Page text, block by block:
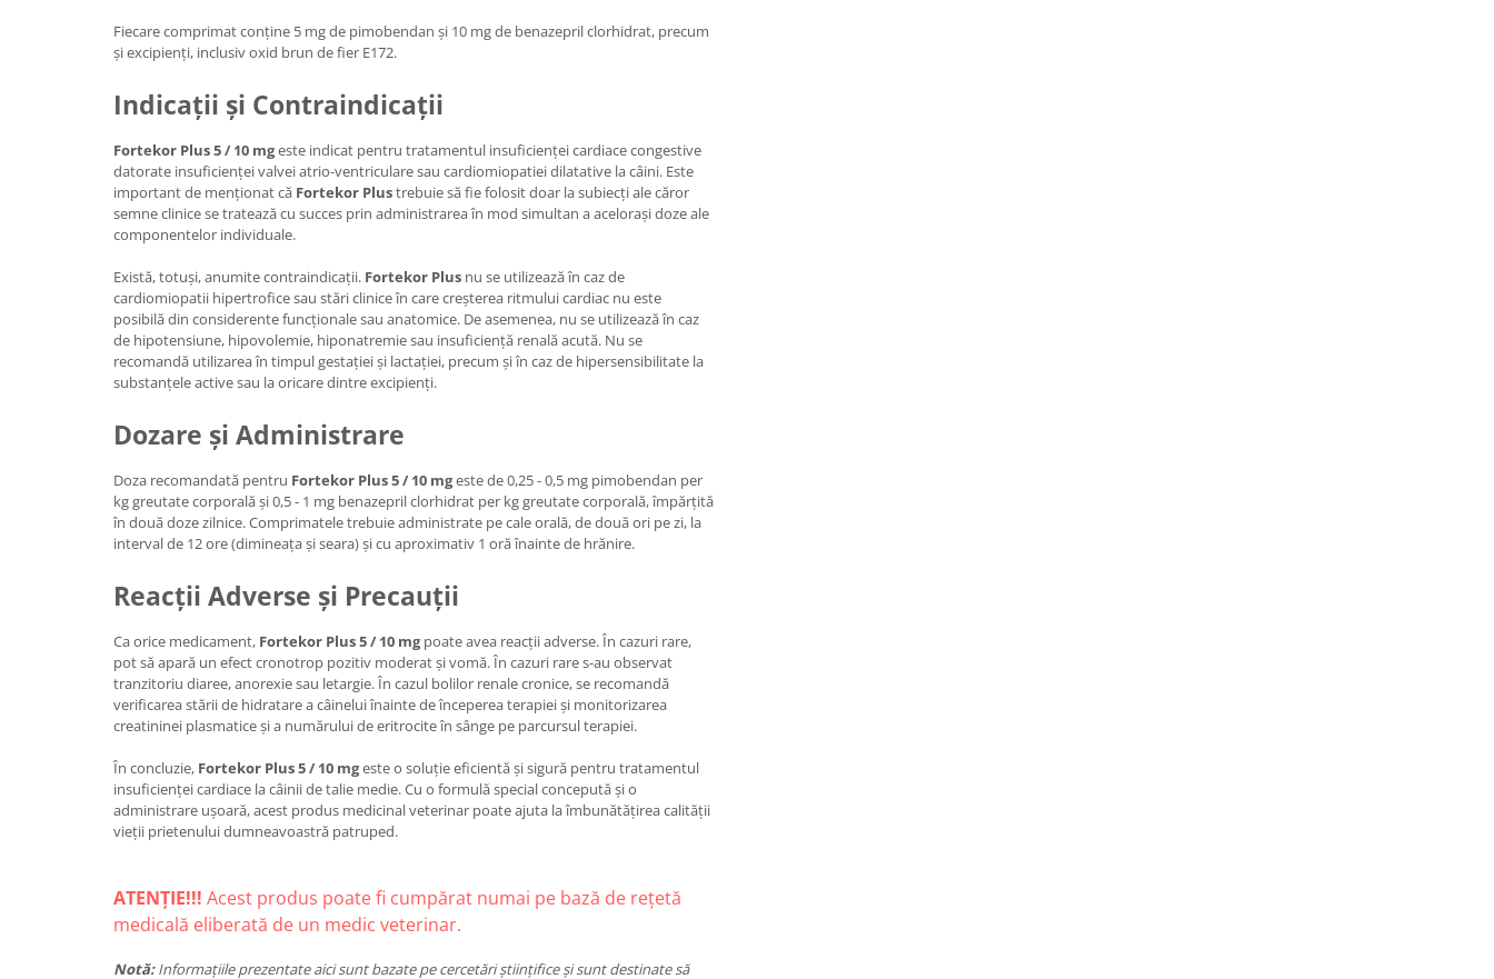
Fiecare comprimat conține 5 mg de pimobendan și 10 mg de benazepril clorhidrat, precum
și excipienți, inclusiv oxid brun de fier E172.
Indicații și Contraindicații
Fortekor Plus 5 / 10 mgeste indicat pentru tratamentul insuficienței cardiace congestive
datorate insuficienței valvei atrio-ventriculare sau cardiomiopatiei dilatative la câini. Este
important de menționat că Fortekor Plustrebuie să fie folosit doar la subiecți ale căror
semne clinice se tratează cu succes prin administrarea în mod simultan a acelorași doze ale
componentelor individuale.
Există, totuși, anumite contraindicații. Fortekor Plus nu se utilizează în caz de
cardiomiopatii hipertrofice sau stări clinice în care creșterea ritmului cardiac nu este
posibilă din considerente funcționale sau anatomice. De asemenea, nu se utilizează în caz
de hipotensiune, hipovolemie, hiponatremie sau insuficiență renală acută. Nu se
recomandă utilizarea în timpul gestației și lactației, precum și în caz de hipersensibilitate la
substanțele active sau la oricare dintre excipienți.
Dozare și Administrare
Doza recomandată pentru Fortekor Plus 5 / 10 mgeste de 0,25 - 0,5 mg pimobendan per
kg greutate corporală și 0,5 - 1 mg benazepril clorhidrat per kg greutate corporală, împărțită
în două doze zilnice. Comprimatele trebuie administrate pe cale orală, de două ori pe zi, la
interval de 12 ore (dimineața și seara) și cu aproximativ 1 oră înainte de hrănire.
Reacții Adverse și Precauții
Ca orice medicament, Fortekor Plus 5 / 10 mgpoate avea reacții adverse. În cazuri rare,
pot să apară un efect cronotrop pozitiv moderat și vomă. În cazuri rare s-au observat
tranzitoriu diaree, anorexie sau letargie. În cazul bolilor renale cronice, se recomandă
verificarea stării de hidratare a câinelui înainte de începerea terapiei și monitorizarea
creatininei plasmatice și a numărului de eritrocite în sânge pe parcursul terapiei.
În concluzie, Fortekor Plus 5 / 10 mgeste o soluție eficientă și sigură pentru tratamentul
insuficienței cardiace la câinii de talie medie. Cu o formulă special concepută și o
administrare ușoară, acest produs medicinal veterinar poate ajuta la îmbunătățirea calității
vieții prietenului dumneavoastră patruped.
ATENȚIE!!! Acest produs poate fi cumpărat numai pe bază de rețetă
medicală eliberată de un medic veterinar.
Notă:Informațiile prezentate aici sunt bazate pe cercetări științifice și sunt destinate să